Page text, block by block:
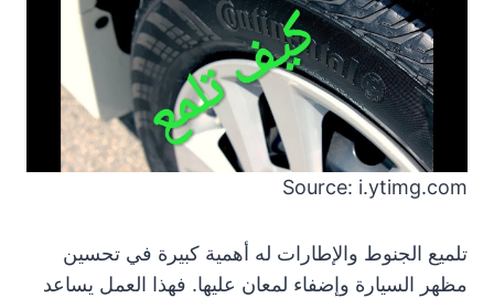
Source: i.ytimg.com
تلميع الجنوط والإطارات له أهمية كبيرة في تحسين
مظهر السيارة وإضفاء لمعان عليها. فهذا العمل يساعد